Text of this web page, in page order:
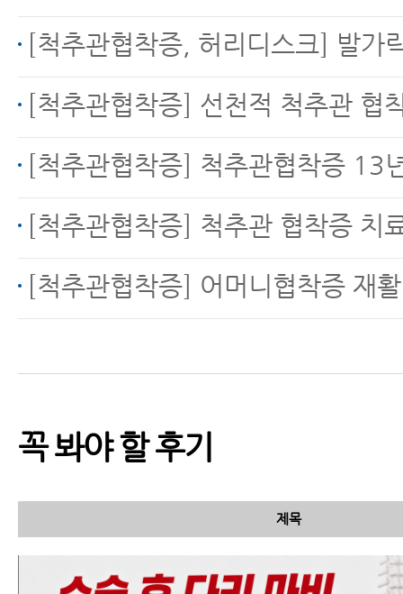
척추관협착증의 진행을
막는 8가지 방법
허리디스크, 척추관협착
증 MRI만 보고 진단하면
척추관협착증 한방치료
[척추관협착증, 허리디스크] 발가락 마비
[척추관협착증] 선천적 척추관 협착증으로 인한
[척추관협착증] 척추관협착증 13년, 운동으로 호전됐지만
[척추관협착증] 척추관 협착증 치
[척추관협착증] 어머니협착증 재활치
꼭 봐야 할 후기
제목